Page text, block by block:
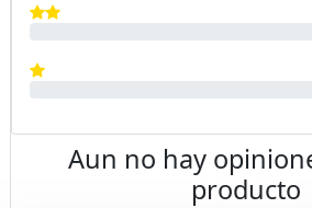
Aun no hay
producto